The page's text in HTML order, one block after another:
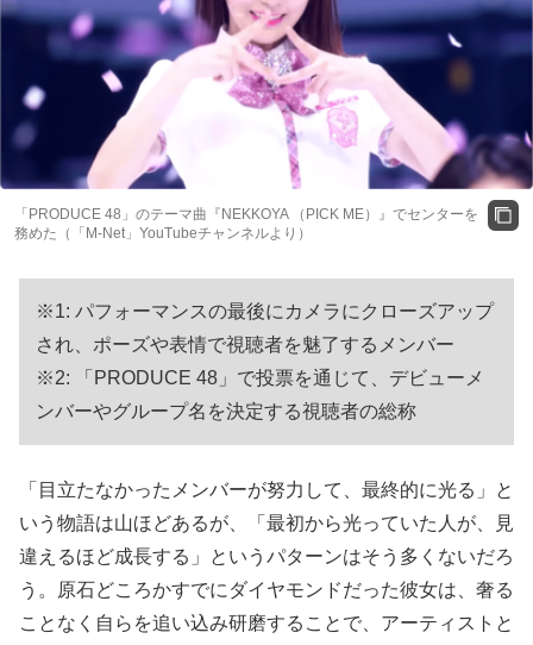
「PRODUCE 48」のテーマ曲『NEKKOYA （PICK ME）』でセンターを
務めた（「M-Net」YouTubeチャンネルより）
※1: パフォーマンスの最後にカメラにクローズアップ
され、ポーズや表情で視聴者を魅了するメンバー
※2: 「PRODUCE 48」で投票を通じて、デビューメ
ンバーやグループ名を決定する視聴者の総称
「目立たなかったメンバーが努力して、最終的に光る」と
いう物語は山ほどあるが、「最初から光っていた人が、見
違えるほど成長する」というパターンはそう多くないだろ
う。原石どころかすでにダイヤモンドだった彼女は、奢る
ことなく自らを追い込み研磨することで、アーティストと